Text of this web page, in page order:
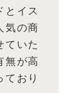
とイス
気の商
ていた
無が高
ており